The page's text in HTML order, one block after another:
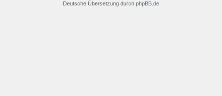
Deutsche Übersetzung durch phpBB.de